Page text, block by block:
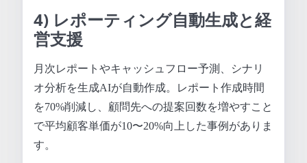
4) レポーティング自動生成と経
営支援
月次レポートやキャッシュフロー予測、シナリ
オ分析を生成AIが自動作成。レポート作成時間
を70%削減し、顧問先への提案回数を増やすこと
で平均顧客単価が10〜20%向上した事例がありま
す。